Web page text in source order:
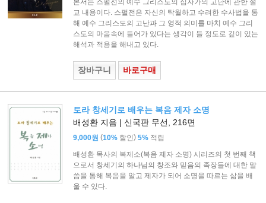
교 내용이다. 스펄전은 자신의 탁월하고 수려한 수사법을 통
해 예수 그리스도의 고난과 그 영적 의미를 마치 예수 그리
스도의 마음속에 들어가 있다는 생각이 들 정도로 깊이 있는
해석과 적용을 해내고 있다.
장바구니 바로구매
토라 창세기로 배우는 복음 제자 소명
배성환 지음 | 신국판 무선, 216면
9,000원 (10% 할인) 5% 적립
배성환 목사의 복제소(복음 제자 소명) 시리즈의 첫 번째 책
으로서 창세기의 하나님의 창조와 믿음의 족장들에 대한 말
씀을 통해 복음을 알고 제자가 되어 소명을 따르는 삶을 배
울 수 있다.